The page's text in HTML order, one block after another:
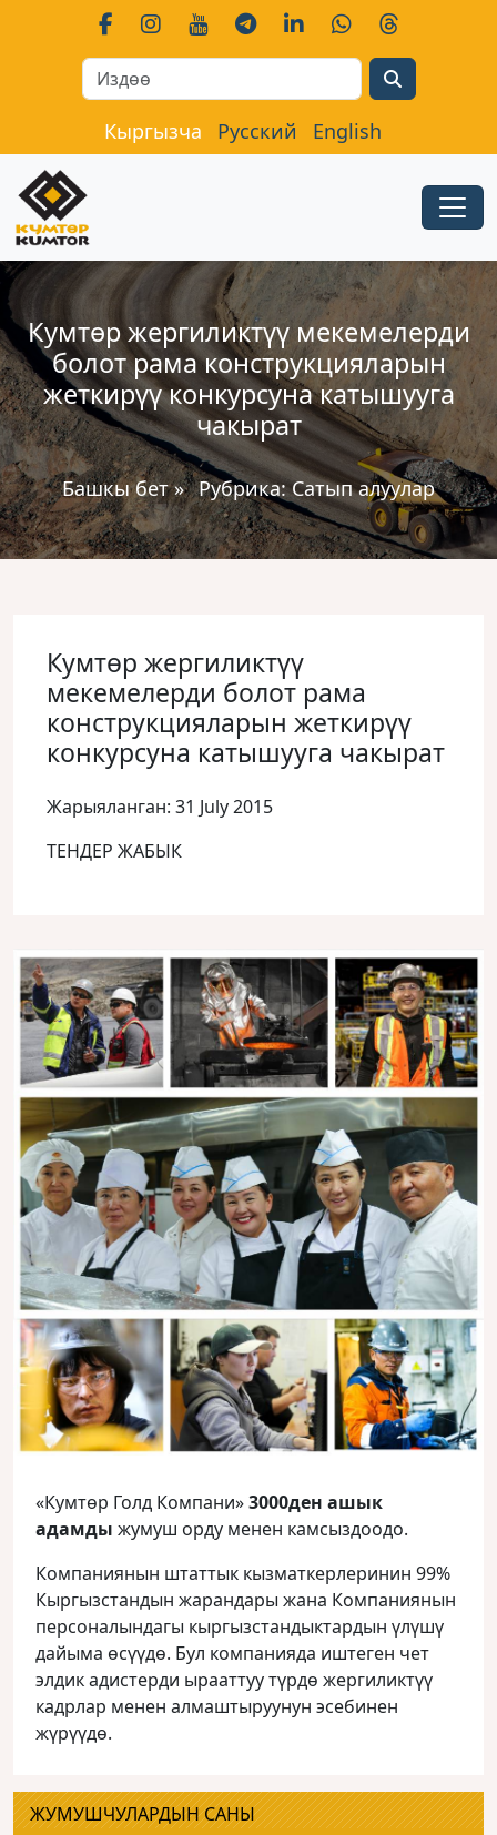
Кыргызча Русский English
Кумтөр жергиликтүү мекемелерди
болот рама конструкцияларын
жеткирүү конкурсуна катышууга
чакырат
Башкы бет» Рубрика:Сатып алуулар
Кумтөр жергиликтүү
мекемелерди болот рама
конструкцияларын жеткирүү
конкурсуна катышууга чакырат
Жарыяланган: 31 July 2015
ТЕНДЕР ЖАБЫК
«Кумтөр Голд Компани»3000ден ашык
адамды жумуш орду менен камсыздоодо.
Компаниянын штаттык кызматкерлеринин 99%
Кыргызстандын жарандары жана Компаниянын
персоналындагы кыргызстандыктардын үлүшү
дайыма өсүүдө. Бул компанияда иштеген чет
элдик адистерди ырааттуу түрдө жергиликтүү
кадрлар менен алмаштыруунун эсебинен
жүрүүдө.
ЖУМУШЧУЛАРДЫН САНЫ